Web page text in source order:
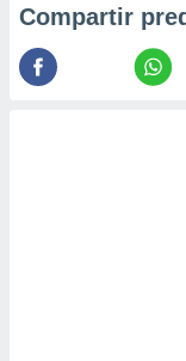
Compartir